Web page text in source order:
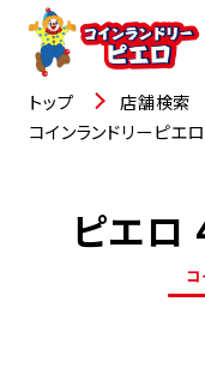
トップ 店舗検索
コインランドリーピエ
ピエロ
コ